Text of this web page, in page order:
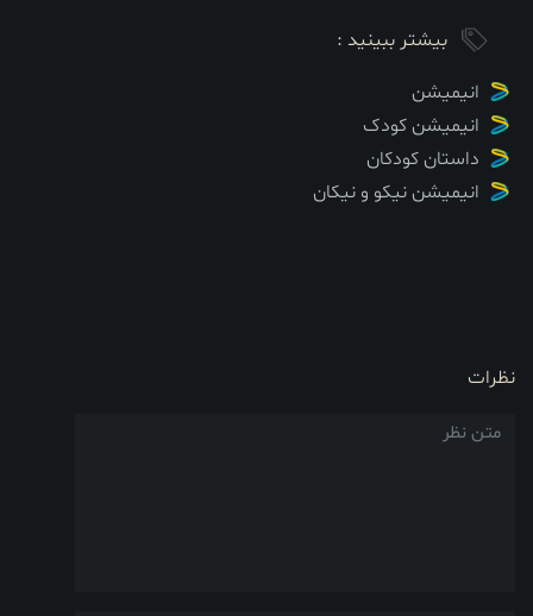
بیشتر ببینید :
انیمیشن
انیمیشن کودک
داستان کودکان
انیمیشن نیکو و نیکان
نظرات